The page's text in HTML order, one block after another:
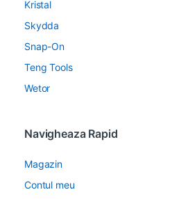
Kristal
Skydda
Snap-On
Teng Tools
Wetor
Navigheaza Rapid
Magazin
Contul meu